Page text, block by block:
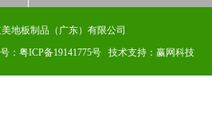
地板制品（广东）有限公司
： 粤ICP备19141775号 技术支持：赢网科技